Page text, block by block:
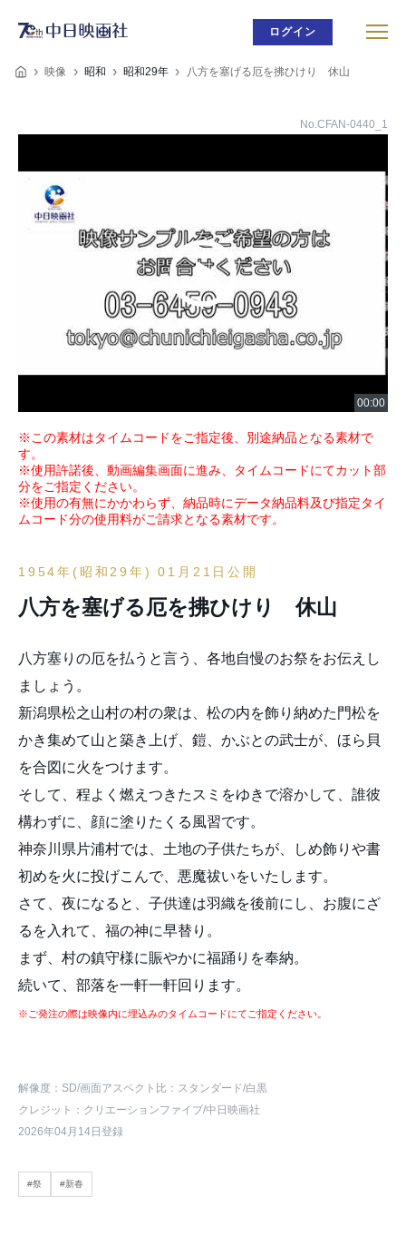
ログイン
映像 昭和 昭和29年 八方を塞げる厄を拂ひけり 休山
No.CFAN-0440_1
※この素材はタイムコードをご指定後、別途納品となる素材で
す。
※使用許諾後、動画編集画面に進み、タイムコードにてカット部
分をご指定ください。
※使用の有無にかかわらず、納品時にデータ納品料及び指定タイ
ムコード分の使用料がご請求となる素材です。
1954年(昭和29年) 01月21日公開
八方を塞げる厄を拂ひけり 休山
八方塞りの厄を払うと言う、各地自慢のお祭をお伝えし
ましょう。
新潟県松之山村の村の衆は、松の内を飾り納めた門松を
かき集めて山と築き上げ、鎧、かぶとの武士が、ほら貝
を合図に火をつけます。
そして、程よく燃えつきたスミをゆきで溶かして、誰彼
構わずに、顔に塗りたくる風習です。
神奈川県片浦村では、土地の子供たちが、しめ飾りや書
初めを火に投げこんで、悪魔祓いをいたします。
さて、夜になると、子供達は羽織を後前にし、お腹にざ
るを入れて、福の神に早替り。
まず、村の鎮守様に賑やかに福踊りを奉納。
続いて、部落を一軒一軒回ります。
※ご発注の際は映像内に埋込みのタイムコードにてご指定ください。
解像度：SD/画面アスペクト比：スタンダード/白黒
クレジット：クリエーションファイブ/中日映画社
2026年04月14日登録
#祭 #新春